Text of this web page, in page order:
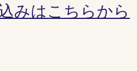
みはこちらから